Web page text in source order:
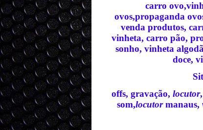
carro
ovos,propaganda
venda produtos,
vinheta, carro pão,
sonho, vinheta
doce,
offs, gravação, locutor
som,locutormanaus,